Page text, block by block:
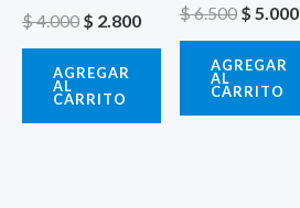
$4.000 $ 2.800
AGREGAR
AL
CARRITO
$6.500 $ 5.000
AGREGAR
AL
CARRITO